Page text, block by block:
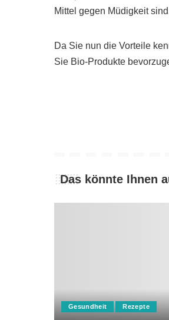
Mittel gegen Müdigkeit
Da Sie nun die Vorteile
Sie Bio-Produkte
Das könnte Ihnen
Gesundheit Rezepte